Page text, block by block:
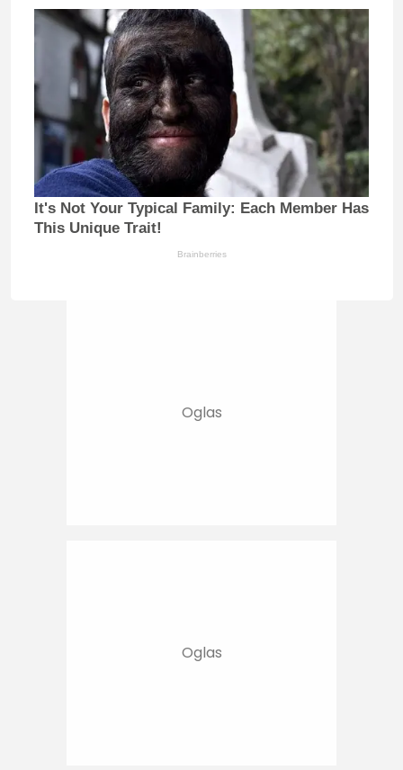
It's Not Your Typical Family: Each Member Has
This Unique Trait!
Brainberries